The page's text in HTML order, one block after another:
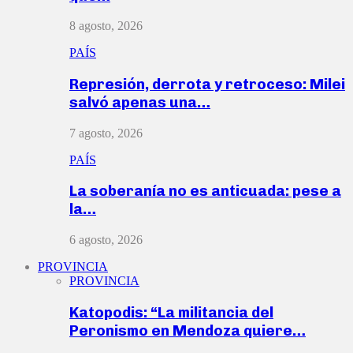
8 agosto, 2026
PAÍS
Represión, derrota y retroceso: Milei
salvó apenas una…
7 agosto, 2026
PAÍS
La soberanía no es anticuada: pese a
la…
6 agosto, 2026
PROVINCIA
PROVINCIA
Katopodis: “La militancia del
Peronismo en Mendoza quiere…